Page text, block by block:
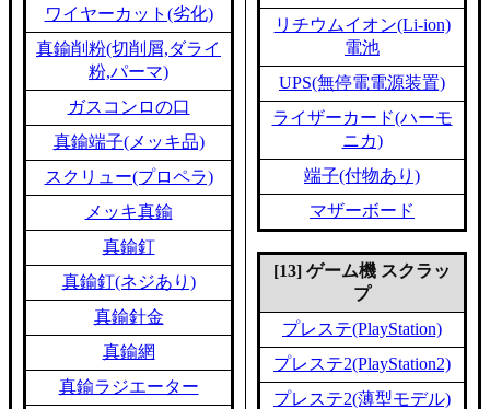
ワイヤーカット(劣化)
真鍮削粉(切削屑,ダライ
粉,パーマ)
ガスコンロの口
真鍮端子(メッキ品)
スクリュー(プロペラ)
メッキ真鍮
真鍮釘
真鍮釘(ネジあり)
真鍮針金
真鍮網
真鍮ラジエーター
リチウムイオン(Li-ion)
電池
UPS(無停電電源装置)
ライザーカード(ハーモ
ニカ)
端子(付物あり)
マザーボード
[13] ゲーム機 スクラッ
プ
プレステ(PlayStation)
プレステ2(PlayStation2)
プレステ2(薄型モデル)